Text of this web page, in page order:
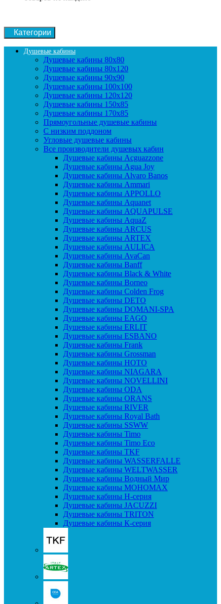
Категории
Душевые кабины
Душевые кабины 80x80
Душевые кабины 80x120
Душевые кабины 90х90
Душевые кабины 100x100
Душевые кабины 120x120
Душевые кабины 150x85
Душевые кабины 170x85
Прямоугольные душевые кабины
С низким поддоном
Угловые душевые кабины
Все производители душевых кабин
Душевые кабины Acguazzone
Душевые кабины Agua Joy
Душевые кабины Alvaro Banos
Душевые кабины Ammari
Душевые кабины APPOLLO
Душевые кабины Aquanet
Душевые кабины AQUAPULSE
Душевые кабины AquaZ
Душевые кабины ARCUS
Душевые кабины ARTEX
Душевые кабины AULICA
Душевые кабины AvaCan
Душевые кабины Banff
Душевые кабины Black & White
Душевые кабины Borneo
Душевые кабины Colden Frog
Душевые кабины DETO
Душевые кабины DOMANI-SPA
Душевые кабины EAGO
Душевые кабины ERLIT
Душевые кабины ESBANO
Душевые кабины Frank
Душевые кабины Grossman
Душевые кабины HOTO
Душевые кабины NIAGARA
Душевые кабины NOVELLINI
Душевые кабины ODA
Душевые кабины ORANS
Душевые кабины RIVER
Душевые кабины Royal Bath
Душевые кабины SSWW
Душевые кабины Timo
Душевые кабины Timo Eco
Душевые кабины TKF
Душевые кабины WASSERFALLE
Душевые кабины WELTWASSER
Душевые кабины Водный Мир
Душевые кабины МОНОМАХ
Душевые кабины H-серия
Душевые кабины JACUZZI
Душевые кабины TRITON
Душевые кабины К-серия